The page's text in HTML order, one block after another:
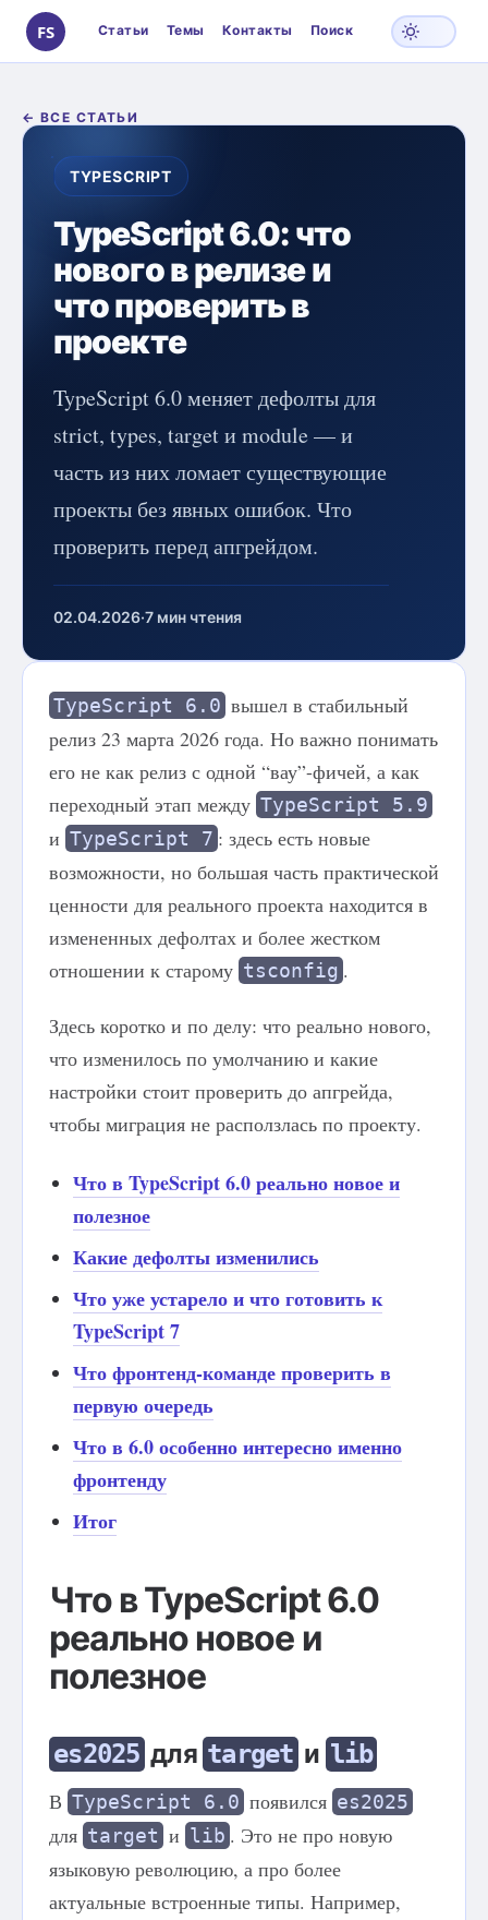
Статьи Темы Контакты Поиск
← ВСЕ СТАТЬИ
TYPESCRIPT
TypeScript 6.0: что
нового в релизе и
что проверить в
проекте
TypeScript 6.0 меняет дефолты для
strict, types, target и module — и
часть из них ломает существующие
проекты без явных ошибок. Что
проверить перед апгрейдом.
02.04.2026·7 мин чтения
TypeScript 6.0 вышел в стабильный
релиз 23 марта 2026 года. Но важно понимать
его не как релиз с одной “вау”-фичей, а как
переходный этап между TypeScript 5.9
и TypeScript 7 : здесь есть новые
возможности, но большая часть практической
ценности для реального проекта находится в
измененных дефолтах и более жестком
отношении к старому tsconfig .
Здесь коротко и по делу: что реально нового,
что изменилось по умолчанию и какие
настройки стоит проверить до апгрейда,
чтобы миграция не расползлась по проекту.
Что в TypeScript 6.0 реально новое и
полезное
Какие дефолты изменились
Что уже устарело и что готовить к
TypeScript 7
Что фронтенд-команде проверить в
первую очередь
Что в 6.0 особенно интересно именно
фронтенду
Итог
Что в TypeScript 6.0
реально новое и
полезное
es2025 для target и lib
В TypeScript 6.0 появился es2025
для target и lib . Это не про новую
языковую революцию, а про более
актуальные встроенные типы. Например,